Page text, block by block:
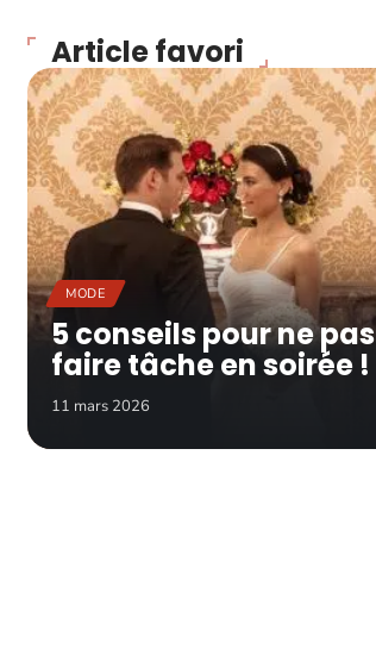
Article favori
MODE
5 conseils pour ne pas
faire tâche en soirée !
11 mars 2026